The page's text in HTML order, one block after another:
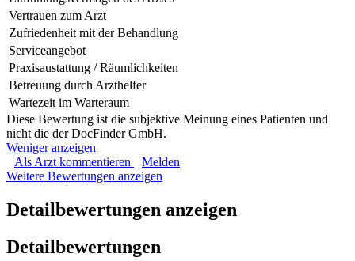
Vertrauen zum Arzt
Zufriedenheit mit der Behandlung
Serviceangebot
Praxisaustattung / Räumlichkeiten
Betreuung durch Arzthelfer
Wartezeit im Warteraum
Diese Bewertung ist die subjektive Meinung eines Patienten und
nicht die der DocFinder GmbH.
Weniger anzeigen
Als Arzt kommentieren
Melden
Weitere Bewertungen anzeigen
Detailbewertungen anzeigen
Detailbewertungen